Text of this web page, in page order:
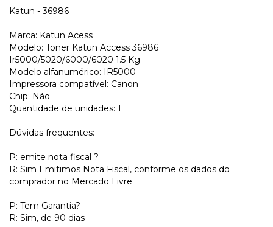
Katun - 36986
Marca: Katun Acess
Modelo: Toner Katun Access 36986
Ir5000/5020/6000/6020 1.5 Kg
Modelo alfanumérico: IR5000
Impressora compatível: Canon
Chip: Não
Quantidade de unidades: 1
Dúvidas frequentes:
P: emite nota fiscal ?
R: Sim Emitimos Nota Fiscal, conforme os dados do
comprador no Mercado Livre
P: Tem Garantia?
R: Sim, de 90 dias